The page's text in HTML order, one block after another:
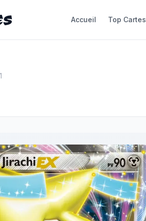
Accueil Top Cartes
Accueil Top Cartes